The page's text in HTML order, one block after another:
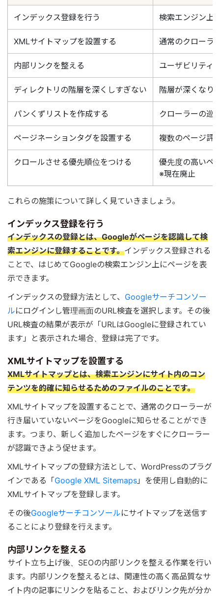
インデックス登録を行う 検索エンジン上
XMLサイトマップを設置する 通常のクローラ
内部リンクを整える ユーザビリティ
ディレクトリの階層を深くしすぎない 階層が深くなり
パンくずリストを作成する クローラーの巡
ページネーションタグを設置する 複数のページ評
クロールさせる優先順位をつける
優先度の高いペ
※現在廃止
これらの施策について詳しく見ていきましょう。
インデックス登録を行う
インデックスの登録とは、Googleがページを認識して検
索エンジンに登録することです。インデックス登録される
ことで、はじめてGoogleの検索エンジン上にページを表
示できます。
インデックスの登録方法として、 Googleサーチコンソー
ルにログインし管理画面のURL検査を選択します。その後
URL検査の結果が表示が「URLはGoogleに登録されてい
ます」と表示された場合、登録は完了です。
XMLサイトマップを設置する
XMLサイトマップとは、検索エンジンにサイト内のコン
テンツを的確に知らせるためのファイルのことです。
XMLサイトマップを設置することで、通常のクローラーが
行き届いていないページをGoogleに知らせることができ
ます。つまり、新しく追加したページをすぐにクローラー
が認識できよう促せます。
XMLサイトマップの登録方法として、WordPressのプラグ
インである「Google XML Sitemaps 」を使用し自動的に
XMLサイトマップを登録します。
その後Googleサーチコンソールにサイトマップを送信す
ることにより登録を行えます。
内部リンクを整える
サイト立ち上げ後、SEOの内部リンクを整える作業を行い
ます。内部リンクを整えるとは、関連性の高く高品質なサ
イト内の記事にリンクを貼ること、およびリンク先が分か